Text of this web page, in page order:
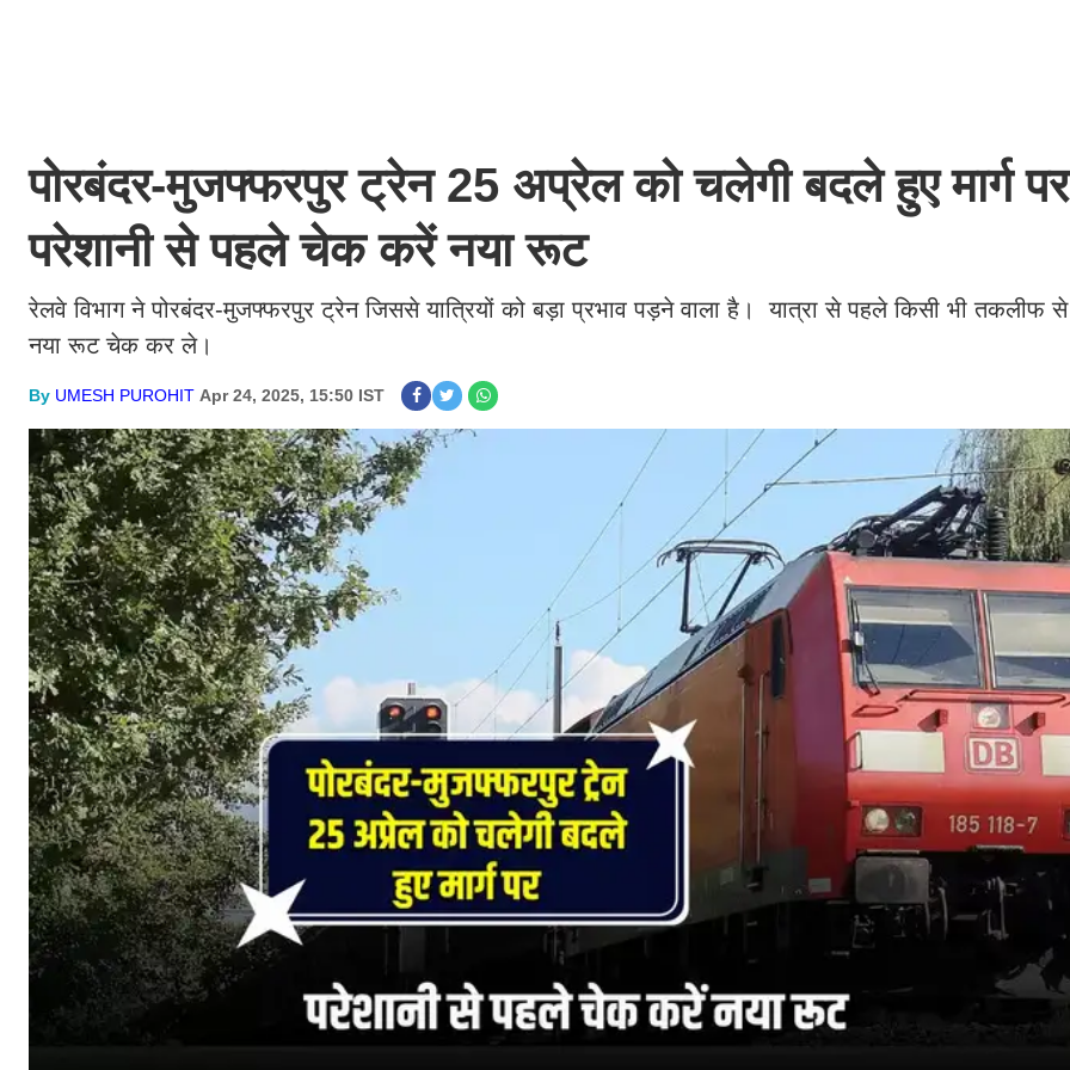
पोरबंदर-मुजफ्फरपुर ट्रेन 25 अप्रेल को चलेगी बदले हुए मार्ग
परेशानी से पहले चेक करें नया रूट
रेलवे विभाग ने पोरबंदर-मुजफ्फरपुर ट्रेन जिससे यात्रियों को बड़ा प्रभाव पड़ने वाला है। यात्रा से पहले किसी भी
नया रूट चेक कर ले।
By UMESH PUROHIT Apr 24, 2025, 15:50 IST